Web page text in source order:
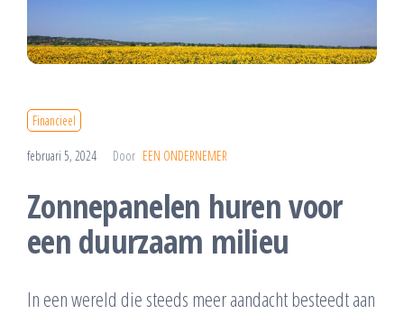
Financieel
februari 5, 2024 Door EEN ONDERNEMER
Zonnepanelen huren voor
een duurzaam milieu
In een wereld die steeds meer aandacht besteedt aan